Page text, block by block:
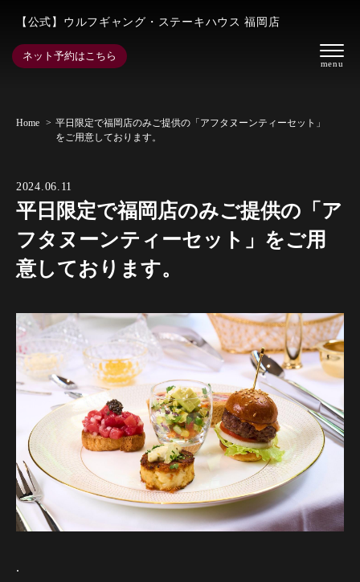
【公式】ウルフギャング・ステーキハウス 福岡店
ネット予約はこちら
Home
平日限定で福岡店のみご提供の「アフタヌーンティーセット」
をご用意しております。
2024.06.11
平日限定で福岡店のみご提供の「ア
フタヌーンティーセット」をご用
意しております。
.